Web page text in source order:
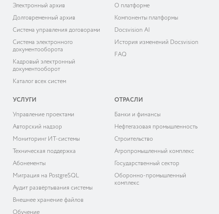
Электронный архив
Долговременный архив
Система управления договорами
Система электронного
документооборота
Кадровый электронный
документооборот
Каталог всех систем
О платформе
Компоненты платформы
Docsvision AI
История изменений Docsvision
FAQ
УСЛУГИ
Управление проектами
Авторский надзор
Мониторинг ИТ-системы
Техническая поддержка
Абонементы
Миграция на PostgreSQL
Аудит развёртывания системы
Внешнее хранение файлов
Обучение
ОТРАСЛИ
Банки и финансы
Нефтегазовая промышленность
Строительство
Агропромышленный комплекс
Государственный сектор
Оборонно-промышленный
комплекс